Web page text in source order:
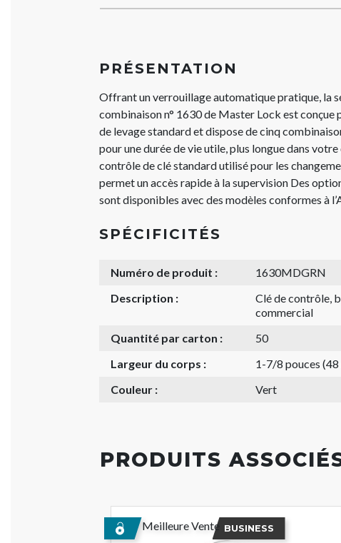
PRÉSENTATION
Offrant un verrouillage automatique pratique, la
combinaison n° 1630 de Master Lock est conçue
de levage standard et dispose de cinq
pour une durée de vie utile, plus longue dans
contrôle de clé standard utilisé pour les
permet un accès rapide à la supervision Des
sont disponibles avec des modèles conformes à
SPÉCIFICITÉS
Numéro de produit :
1630MDGRN
Description :
Clé de contrôle,
commercial
Quantité par carton :
50
Largeur du corps :
1-7/8 pouces (48
Couleur :
Vert
PRODUITS
Meilleure Vente BUSINESS